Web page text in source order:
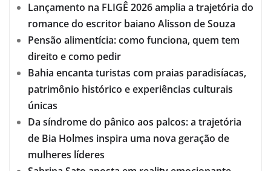
Lançamento na FLIGÊ 2026 amplia a trajetória do
romance do escritor baiano Alisson de Souza
Pensão alimentícia: como funciona, quem tem
direito e como pedir
Bahia encanta turistas com praias paradisíacas,
patrimônio histórico e experiências culturais
únicas
Da síndrome do pânico aos palcos: a trajetória
de Bia Holmes inspira uma nova geração de
mulheres líderes